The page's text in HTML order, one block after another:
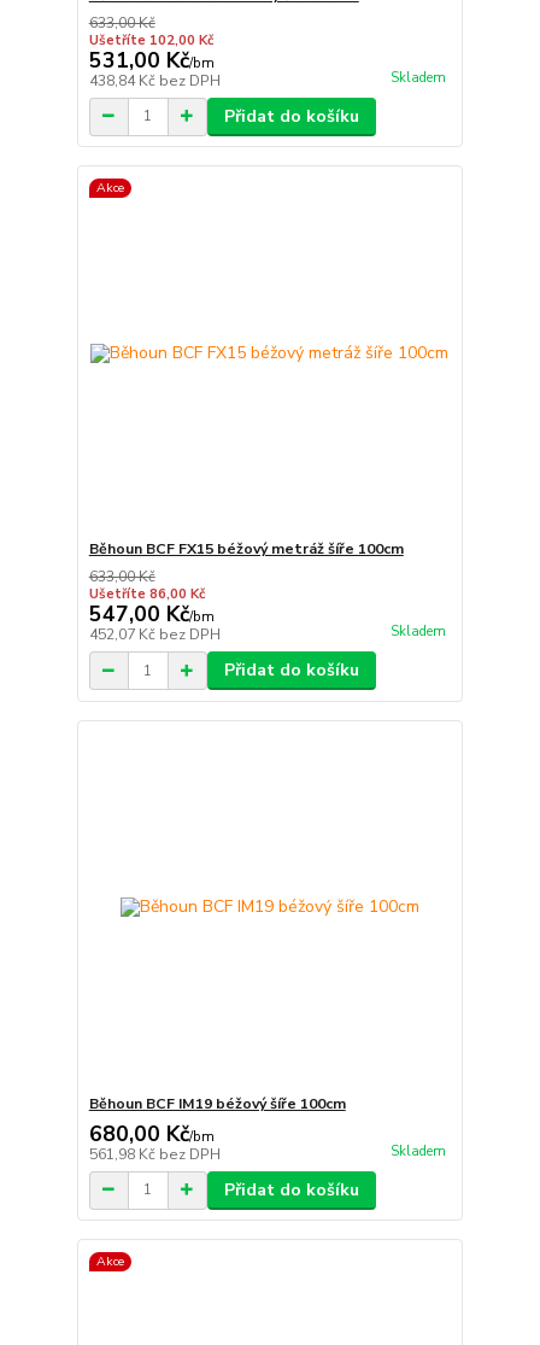
633,00 Kč
Ušetříte 102,00 Kč
531,00 Kč/bm
438,84 Kč bez DPH Skladem
Přidat do košíku
Akce
Běhoun BCF FX15 béžový metráž šíře 100cm
633,00 Kč
Ušetříte 86,00 Kč
547,00 Kč/bm
452,07 Kč bez DPH Skladem
Přidat do košíku
Běhoun BCF IM19 béžový šíře 100cm
680,00 Kč/bm
561,98 Kč bez DPH Skladem
Přidat do košíku
Akce